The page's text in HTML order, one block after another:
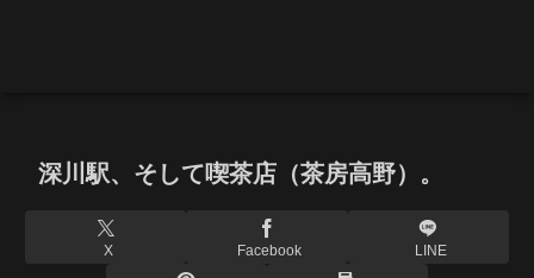
深川駅、そして喫茶店（茶房高野）。
X Facebook LINE